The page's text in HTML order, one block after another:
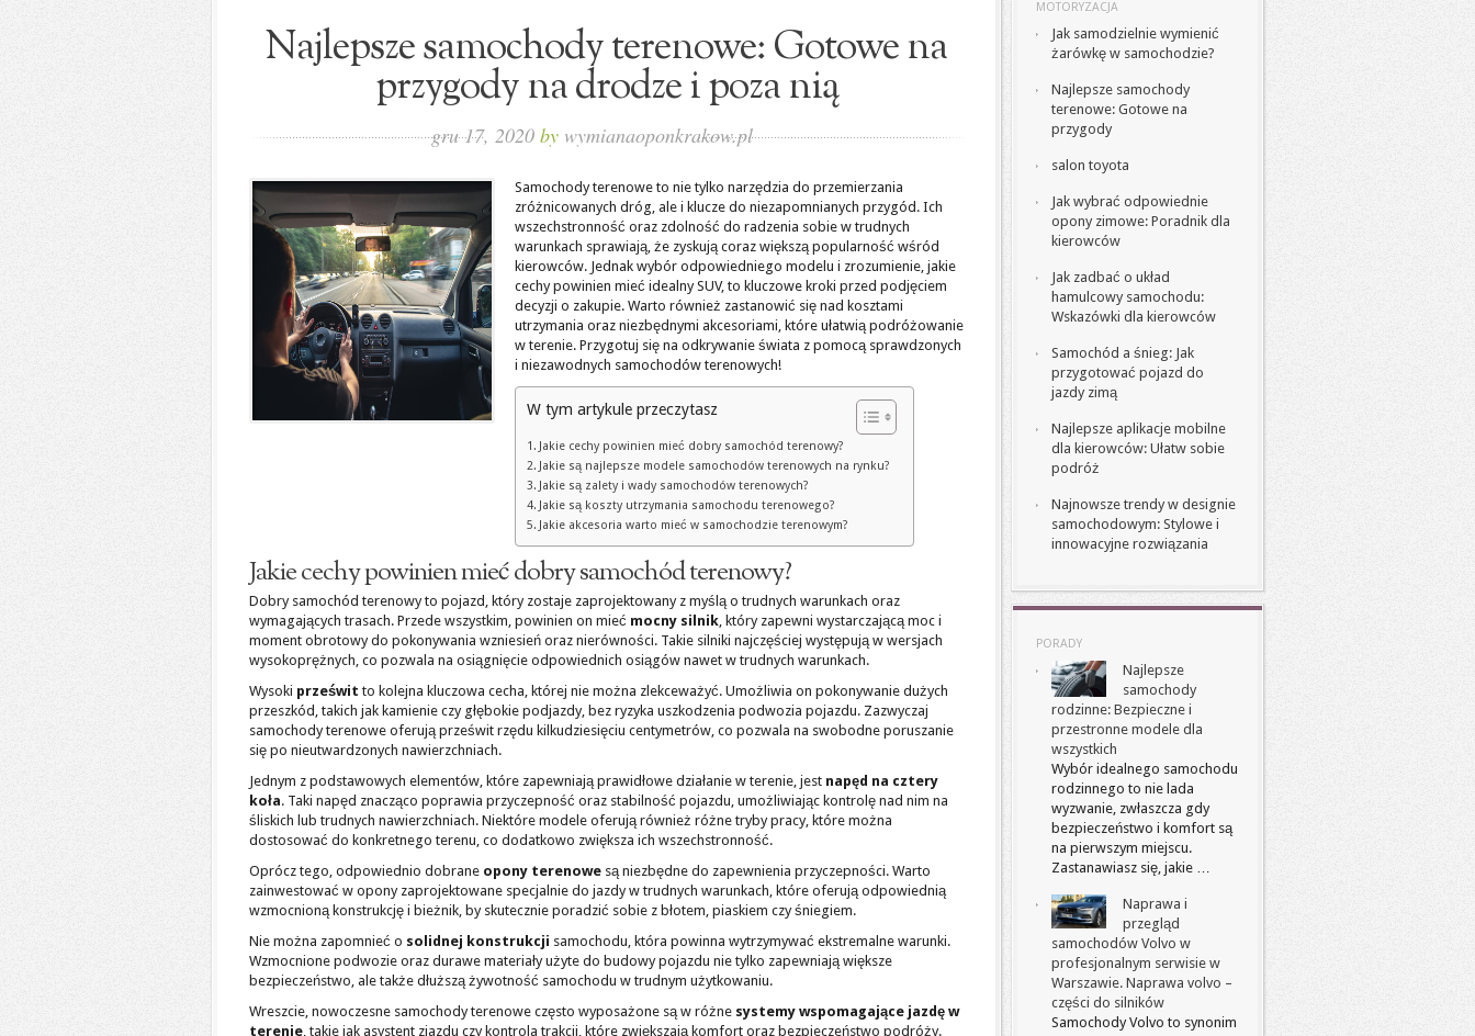
Najlepsze samochody terenowe: Gotowe na
przygody na drodze i poza nią
gru 17, 2020 by wymianaoponkrakow.pl
Samochody terenowe to nie tylko narzędzia do przemierzania
zróżnicowanych dróg, ale i klucze do niezapomnianych przygód. Ich
wszechstronność oraz zdolność do radzenia sobie w trudnych
warunkach sprawiają, że zyskują coraz większą popularność wśród
kierowców. Jednak wybór odpowiedniego modelu i zrozumienie, jakie
cechy powinien mieć idealny SUV, to kluczowe kroki przed podjęciem
decyzji o zakupie. Warto również zastanowić się nad kosztami
utrzymania oraz niezbędnymi akcesoriami, które ułatwią podróżowanie
w terenie. Przygotuj się na odkrywanie świata z pomocą sprawdzonych
i niezawodnych samochodów terenowych!
W tym artykule przeczytasz
Jakie cechy powinien mieć dobry samochód terenowy?
Jakie są najlepsze modele samochodów terenowych na rynku?
Jakie są zalety i wady samochodów terenowych?
Jakie są koszty utrzymania samochodu terenowego?
Jakie akcesoria warto mieć w samochodzie terenowym?
Jakie cechy powinien mieć dobry samochód terenowy?
Dobry samochód terenowy to pojazd, który zostaje zaprojektowany z myślą o trudnych warunkach oraz
wymagających trasach. Przede wszystkim, powinien on mieć mocny silnik, który zapewni wystarczającą moc i
moment obrotowy do pokonywania wzniesień oraz nierówności. Takie silniki najczęściej występują w wersjach
wysokoprężnych, co pozwala na osiągnięcie odpowiednich osiągów nawet w trudnych warunkach.
Wysoki prześwit to kolejna kluczowa cecha, której nie można zlekceważyć. Umożliwia on pokonywanie dużych
przeszkód, takich jak kamienie czy głębokie podjazdy, bez ryzyka uszkodzenia podwozia pojazdu. Zazwyczaj
samochody terenowe oferują prześwit rzędu kilkudziesięciu centymetrów, co pozwala na swobodne poruszanie
się po nieutwardzonych nawierzchniach.
Jednym z podstawowych elementów, które zapewniają prawidłowe działanie w terenie, jest napęd na cztery
koła. Taki napęd znacząco poprawia przyczepność oraz stabilność pojazdu, umożliwiając kontrolę nad nim na
śliskich lub trudnych nawierzchniach. Niektóre modele oferują również różne tryby pracy, które można
dostosować do konkretnego terenu, co dodatkowo zwiększa ich wszechstronność.
Oprócz tego, odpowiednio dobrane opony terenowe są niezbędne do zapewnienia przyczepności. Warto
zainwestować w opony zaprojektowane specjalnie do jazdy w trudnych warunkach, które oferują odpowiednią
wzmocnioną konstrukcję i bieżnik, by skutecznie poradzić sobie z błotem, piaskiem czy śniegiem.
Nie można zapomnieć o solidnej konstrukcji samochodu, która powinna wytrzymywać ekstremalne warunki.
Wzmocnione podwozie oraz durawe materiały użyte do budowy pojazdu nie tylko zapewniają większe
bezpieczeństwo, ale także dłuższą żywotność samochodu w trudnym użytkowaniu.
Wreszcie, nowoczesne samochody terenowe często wyposażone są w różne systemy wspomagające jazdę w
terenie, takie jak asystent zjazdu czy kontrola trakcji, które zwiększają komfort oraz bezpieczeństwo podróży.
MOTORYZACJA
Jak samodzielnie wymienić
żarówkę w samochodzie?
Najlepsze samochody
terenowe: Gotowe na
przygody
salon toyota
Jak wybrać odpowiednie
opony zimowe: Poradnik dla
kierowców
Jak zadbać o układ
hamulcowy samochodu:
Wskazówki dla kierowców
Samochód a śnieg: Jak
przygotować pojazd do
jazdy zimą
Najlepsze aplikacje mobilne
dla kierowców: Ułatw sobie
podróż
Najnowsze trendy w designie
samochodowym: Stylowe i
innowacyjne rozwiązania
PORADY
Najlepsze
samochody
rodzinne: Bezpieczne i
przestronne modele dla
wszystkich
Wybór idealnego samochodu
rodzinnego to nie lada
wyzwanie, zwłaszcza gdy
bezpieczeństwo i komfort są
na pierwszym miejscu.
Zastanawiasz się, jakie …
Naprawa i
przegląd
samochodów Volvo w
profesjonalnym serwisie w
Warszawie. Naprawa volvo –
części do silników
Samochody Volvo to synonim